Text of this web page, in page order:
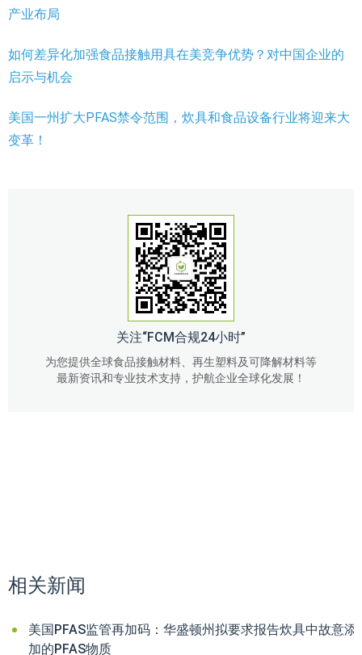
产业布局
如何差异化加强食品接触用具在美竞争优势？对中国企业的
启示与机会
美国一州扩大PFAS禁令范围，炊具和食品设备行业将迎来大
变革！
关注“FCM合规24小时”
为您提供全球食品接触材料、再生塑料及可降解材料等
最新资讯和专业技术支持，护航企业全球化发展！
相关新闻
美国PFAS监管再加码：华盛顿州拟要求报告炊具中故意添
加的PFAS物质